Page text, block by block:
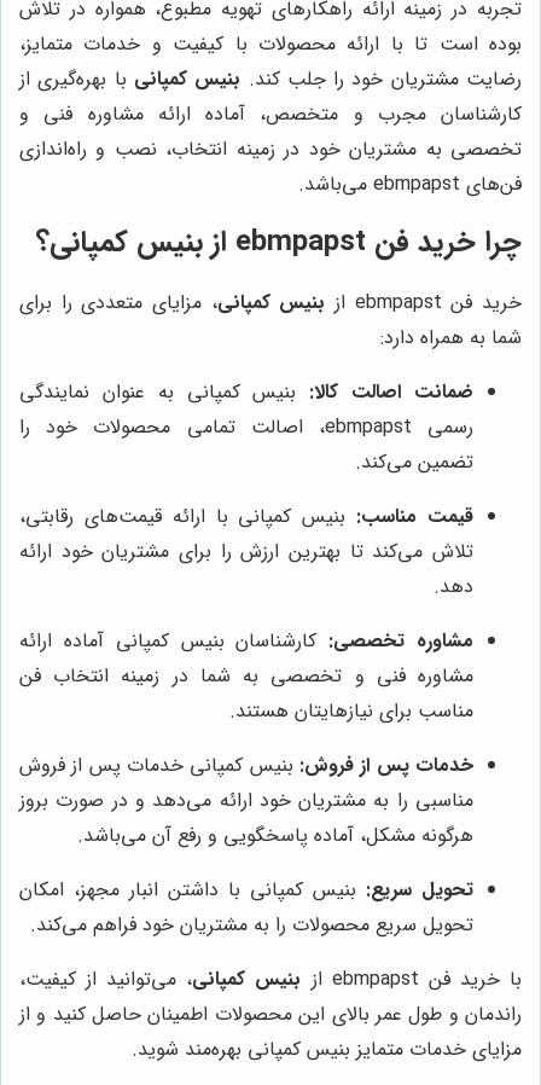
تجربه در زمینه ارائه راهکارهای تهویه مطبوع، همواره در تلاش
بوده است تا با ارائه محصولات با کیفیت و خدمات متمایز،
رضایت مشتریان خود را جلب کند. بنیس کمپانی با بهره‌گیری از
کارشناسان مجرب و متخصص، آماده ارائه مشاوره فنی و
تخصصی به مشتریان خود در زمینه انتخاب، نصب و راه‌اندازی
فن‌های ebmpapst می‌باشد.
چرا خرید فن ebmpapst از بنیس کمپانی؟
خرید فن ebmpapst از بنیس کمپانی، مزایای متعددی را برای
شما به همراه دارد:
ضمانت اصالت کالا: بنیس کمپانی به عنوان نمایندگی
رسمی ebmpapst، اصالت تمامی محصولات خود را
تضمین می‌کند.
قیمت مناسب: بنیس کمپانی با ارائه قیمت‌های رقابتی،
تلاش می‌کند تا بهترین ارزش را برای مشتریان خود ارائه
دهد.
مشاوره تخصصی: کارشناسان بنیس کمپانی آماده ارائه
مشاوره فنی و تخصصی به شما در زمینه انتخاب فن
مناسب برای نیازهایتان هستند.
خدمات پس از فروش: بنیس کمپانی خدمات پس از فروش
مناسبی را به مشتریان خود ارائه می‌دهد و در صورت بروز
هرگونه مشکل، آماده پاسخگویی و رفع آن می‌باشد.
تحویل سریع: بنیس کمپانی با داشتن انبار مجهز، امکان
تحویل سریع محصولات را به مشتریان خود فراهم می‌کند.
با خرید فن ebmpapst از
بنیس کمپانی، می‌توانید از کیفیت،
راندمان و طول عمر بالای این محصولات اطمینان حاصل کنید و از
مزایای خدمات متمایز بنیس کمپانی بهره‌مند شوید.